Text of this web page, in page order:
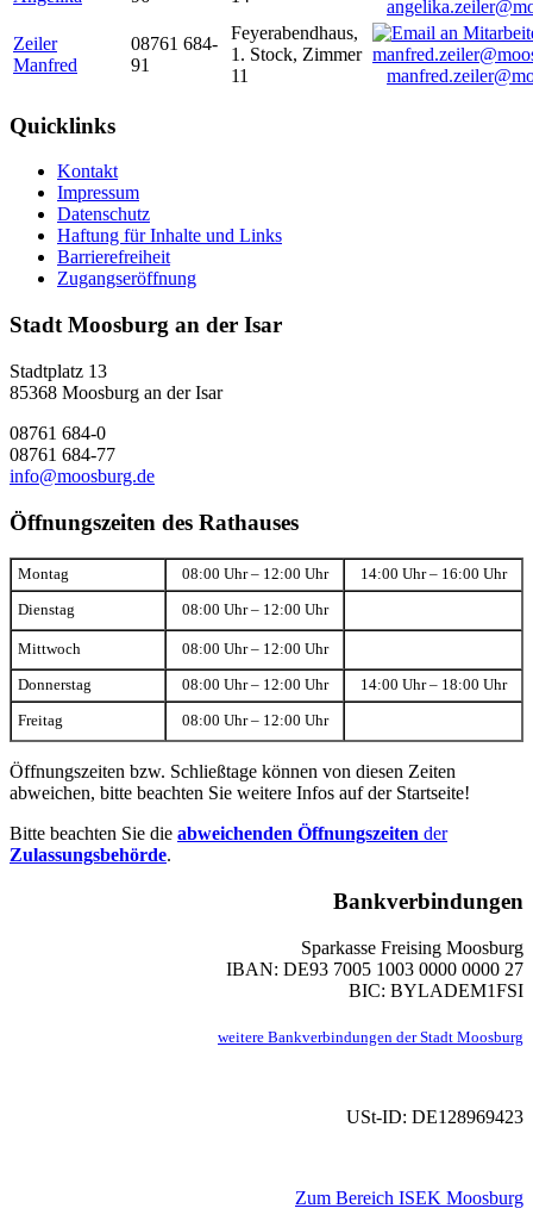
Zeiler
Manfred
08761 684-
91
Feyerabendhaus,
1. Stock, Zimmer
11
Quicklinks
Kontakt
Impressum
Datenschutz
Haftung für Inhalte und Links
Barrierefreiheit
Zugangseröffnung
Stadt Moosburg an der Isar
Stadtplatz 13
85368 Moosburg an der Isar
08761 684-0
08761 684-77
info@moosburg.de
Öffnungszeiten des Rathauses
Montag 08:00 Uhr – 12:00 Uhr 14:00 Uhr – 16:00 Uhr
Dienstag 08:00 Uhr – 12:00 Uhr
Mittwoch 08:00 Uhr – 12:00 Uhr
Donnerstag 08:00 Uhr – 12:00 Uhr 14:00 Uhr – 18:00 Uhr
Freitag 08:00 Uhr – 12:00 Uhr
Öffnungszeiten bzw. Schließtage können von diesen Zeiten
abweichen, bitte beachten Sie weitere Infos auf der Startseite!
Bitte beachten Sie die abweichenden Öffnungszeiten der
Zulassungsbehörde.
Bankverbindungen
Sparkasse Freising Moosburg
IBAN: DE93 7005 1003 0000 0000 27
BIC: BYLADEM1FSI
weitere Bankverbindungen der Stadt Moosburg
USt-ID: DE128969423
Zum Bereich ISEK Moosburg